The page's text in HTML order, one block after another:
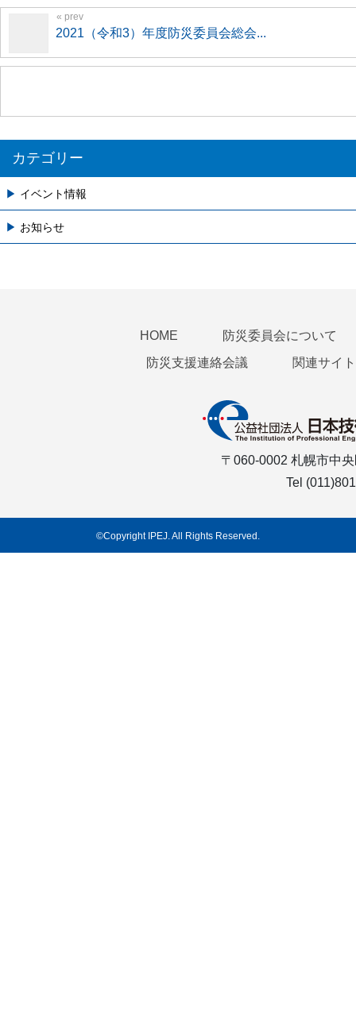
2021（令和3）年度防災委員会総会...
カテゴリー
イベント情報
お知らせ
HOME
防災委員会について
防災支援連絡会議
関連サイト
〒060-0002 札幌市中
Tel
©Copyright IPEJ. All Rights Reserved.